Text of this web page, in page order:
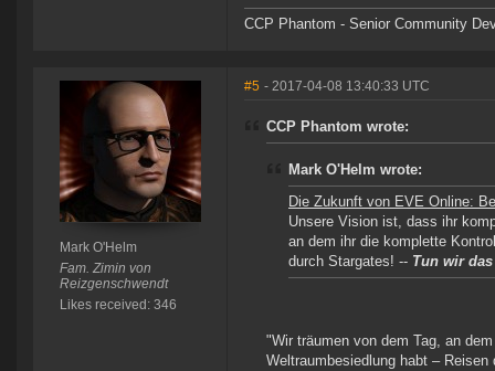
CCP Phantom - Senior Community
Mark O'Helm
Fam. Zimin von
Reizgenschwendt
Likes received: 346
#5 - 2017-04-08 13:40:33 UTC
CCP Phantom wrote:
Mark O'Helm wrote:
Die Zukunft von EVE Online:
Unsere Vision ist, dass ihr
an dem ihr die komplette
durch Stargates! -- Tun wir
"Wir träumen von dem Tag, an
Weltraumbesiedlung habt – Reisen